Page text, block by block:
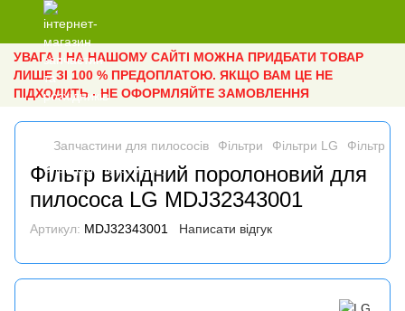
УВАГА ! НА НАШОМУ САЙТІ МОЖНА ПРИДБАТИ ТОВАР
ЛИШЕ ЗІ 100 % ПРЕДОПЛАТОЮ. ЯКЩО ВАМ ЦЕ НЕ
ПІДХОДИТЬ - НЕ ОФОРМЛЯЙТЕ ЗАМОВЛЕННЯ
Запчастини для пилососів Фільтри Фільтри LG Фільтр
Фільтр вихідний поролоновий для
пилососа LG MDJ32343001
Артикул: MDJ32343001 Написати відгук